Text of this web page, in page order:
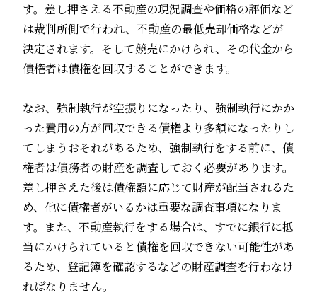
す。差し押さえる不動産の現況調査や価格の評価など
は裁判所側で行われ、不動産の最低売却価格などが
決定されます。そして競売にかけられ、その代金から
債権者は債権を回収することができます。
なお、強制執行が空振りになったり、強制執行にかか
った費用の方が回収できる債権より多額になったりし
てしまうおそれがあるため、強制執行をする前に、債
権者は債務者の財産を調査しておく必要があります。
差し押さえた後は債権額に応じて財産が配当されるた
め、他に債権者がいるかは重要な調査事項になりま
す。また、不動産執行をする場合は、すでに銀行に抵
当にかけられていると債権を回収できない可能性があ
るため、登記簿を確認するなどの財産調査を行わなけ
ればなりません。